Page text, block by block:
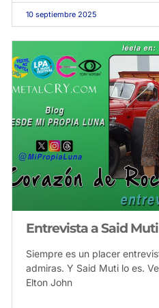
10 septiembre 2025
Entrevista a Said
Siempre es un placer
admiras. Y Said Muti lo es.
Elton John